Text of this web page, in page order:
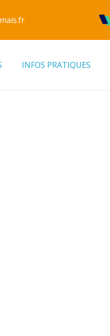
INFOS PRATIQUES